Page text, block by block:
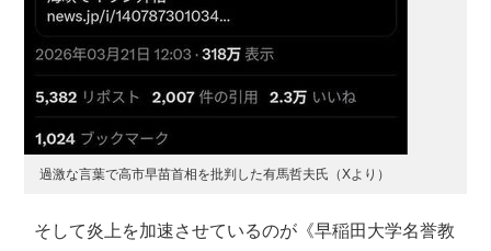
過激な言葉で高市早苗首相を批判した有馬哲夫氏（Xより）
そして炎上を加速させているのが《早稲田大学名誉教